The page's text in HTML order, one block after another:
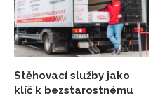
Stěhovací služby jako
klíč k bezstarostnému